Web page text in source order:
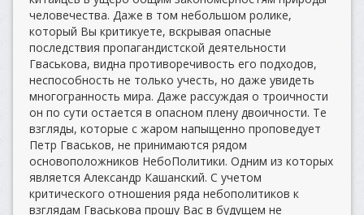
человечества. Даже в том небольшом ролике,
который Вы критикуете, вскрывая опасные
последствия пропагандистской деятельности
Гваськова, видна противоречивость его подходов,
неспособность не только учесть, но даже увидеть
многогранность мира. Даже рассуждая о троичности
он по сути остается в опасном плену двоичности. Те
взгляды, которые с жаром напыщенно проповедует
Петр Гваськов, не принимаются рядом
основоположников НебоПолитики. Одним из которых
является Александр Кашанский. С учетом
критического отношения ряда небополитиков к
взглядам Гваськова прошу Вас в будущем не